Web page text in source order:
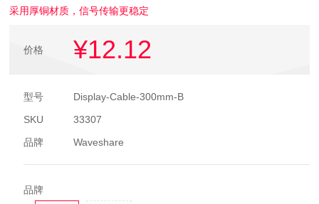
采用厚铜材质，信号传输更稳定
价格 ¥12.12
型号
Display-Cable-300mm-B
SKU
33307
品牌
Waveshare
品牌